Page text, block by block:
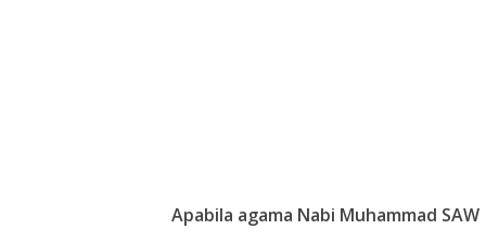
Apabila agama Nabi Muhammad SAW